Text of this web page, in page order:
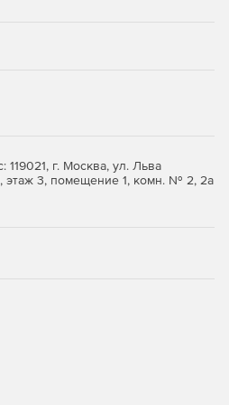
за ненужные ему элементы
централизованное
станций, требуется
Dr.Web Enterprise
до распределенных интранет-
файловых серверов и
терминальные серверы),
г. Москва, ул. Льва
этаж 3, помещение 1, комн. № 2, 2а